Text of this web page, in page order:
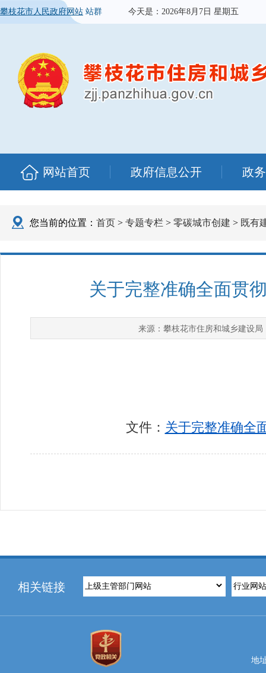
攀枝花市人民政府网站 站群 今天是： 2026年8月7日 星期五
网站首页 政府信息公开 政
您当前的位置： 首页 > 专题专栏 > 零碳城市创建 > 既有
关于完整准确全面贯
来源： 攀枝花市住房和城乡建设局
文件： 关于完整准确全
相关链接
地